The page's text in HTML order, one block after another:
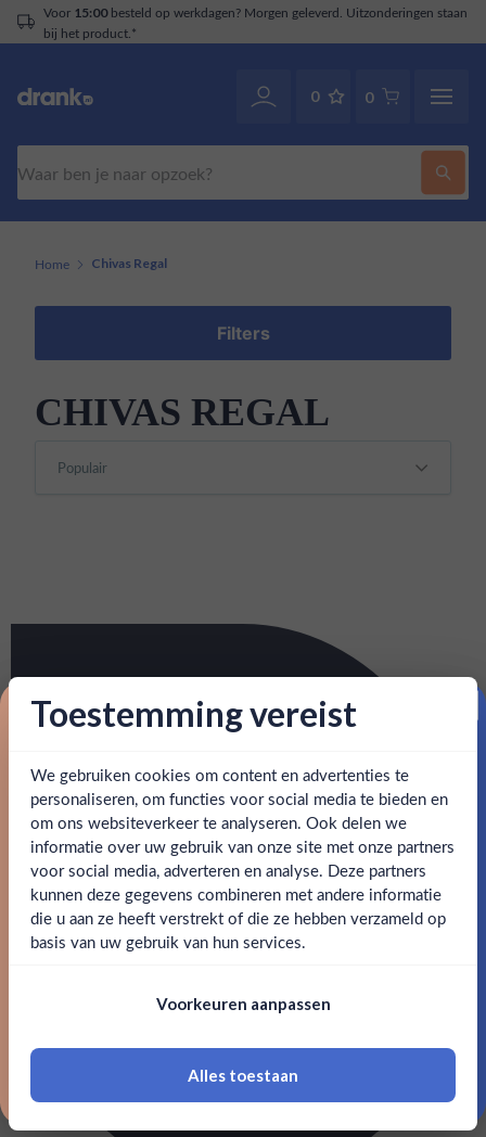
Voor 15:00besteld op werkdagen? Morgen geleverd. Uitzonderingen staan
bij het product.*
0 0
Ben jij 18 jaar of ouder?
Ja Nee
18 jaar of ouder zijn
Home Chivas Regal
Filters
CHIVAS REGAL
Toestemming vereist
We gebruiken cookies om content en advertenties te
personaliseren, om functies voor social media te bieden en
om ons websiteverkeer te analyseren. Ook delen we
informatie over uw gebruik van onze site met onze partners
voor social media, adverteren en analyse. Deze partners
kunnen deze gegevens combineren met andere informatie
die u aan ze heeft verstrekt of die ze hebben verzameld op
basis van uw gebruik van hun services.
Voorkeuren aanpassen
Alles toestaan
Proost op je eerste korting!
Schrijf je in en ontvang direct 5% korting op je eerste
bestelling.
Email
Claim mijn korting